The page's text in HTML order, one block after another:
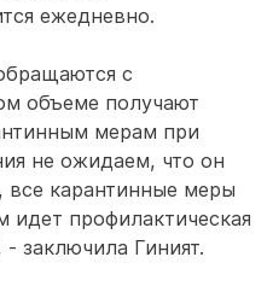
ежедневно.
с
объеме получают
мерам при
не ожидаем, что он
все карантинные меры
идет профилактическая
- заключила Гиният.